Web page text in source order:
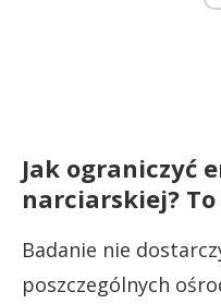
Jak ograniczyć
narciarskiej?
Badanie nie
poszczególnych